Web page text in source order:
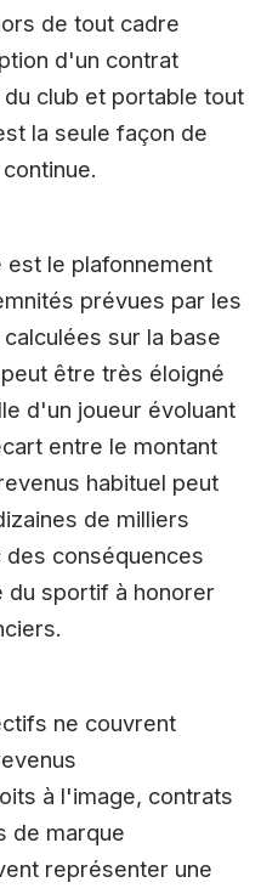
de tout cadre
d'un contrat
club et portable tout
la seule façon de
le plafonnement
prévues par les
sur la base
être très éloigné
d'un joueur évoluant
entre le montant
habituel peut
de milliers
conséquences
du sportif à honorer
ne couvrent
à l'image, contrats
de marque
représenter une